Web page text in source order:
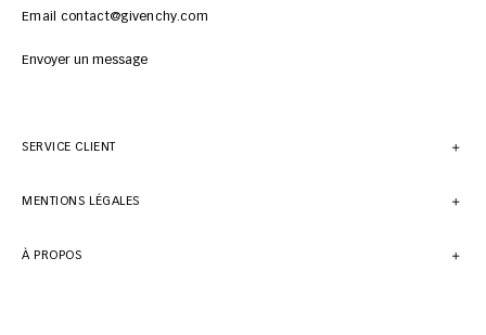
Email contact@givenchy.com
Envoyer un message
SERVICE CLIENT
MENTIONS LÉGALES
À PROPOS